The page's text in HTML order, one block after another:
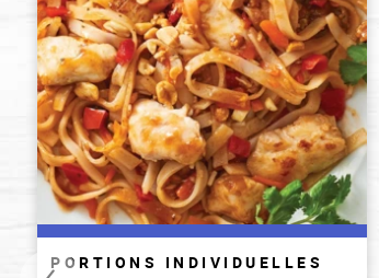
PORTIONS INDIVIDUELLES